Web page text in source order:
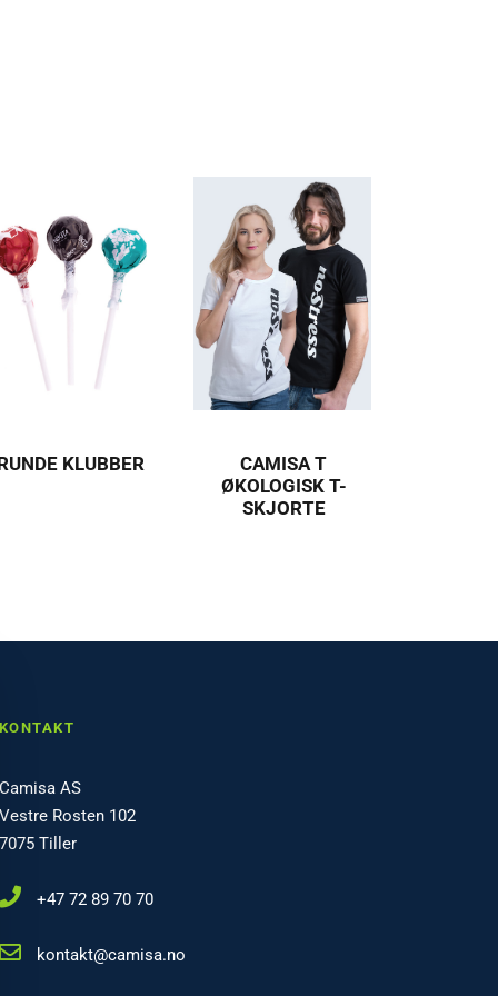
KLUBBER
CAMISA T
ØKOLOGISK T-
SKJORTE
KONTAKT
Camisa AS
Vestre Rosten 102
7075 Tiller
+47 72 89 70 70
kontakt@camisa.no